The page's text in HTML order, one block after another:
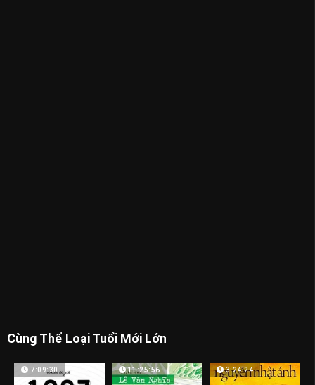
Cùng Thể Loại Tuổi Mới Lớn
7:09:30 11:25:56 3:24:24